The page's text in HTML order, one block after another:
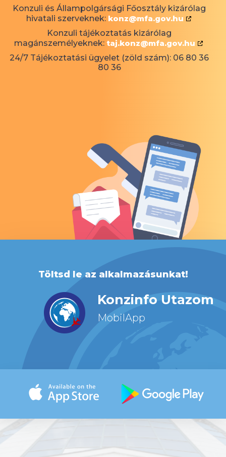
Konzuli és Állampolgársági Főosztály kizárólag
hivatali szerveknek: konz@mfa.gov.hu
Konzuli tájékoztatás kizárólag
magánszemélyeknek: taj.konz@mfa.gov.hu
24/7 Tájékoztatási ügyelet (zöld szám): 06 80 36
80 36
Töltsd le az alkalmazásunkat!
Konzinfo Utazom
MobilApp